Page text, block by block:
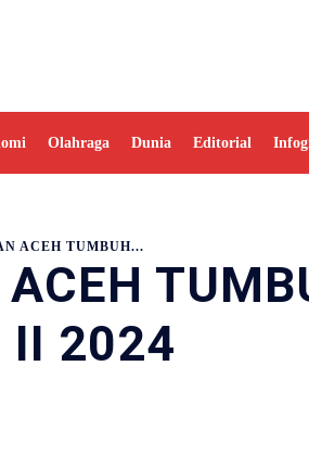
Olahraga Dunia Editorial
ACEH TUMBUH...
II 2024